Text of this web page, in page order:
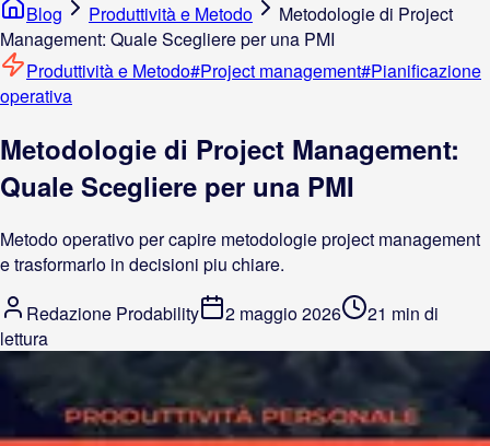
Blog Produttività e Metodo
Metodologie di Project
Management: Quale Scegliere per una PMI
Produttività e Metodo#Project management#Pianificazione
operativa
Metodologie di Project Management:
Quale Scegliere per una PMI
Metodo operativo per capire metodologie project management
e trasformarlo in decisioni piu chiare.
Redazione Prodability
2 maggio 2026
21 min di
lettura